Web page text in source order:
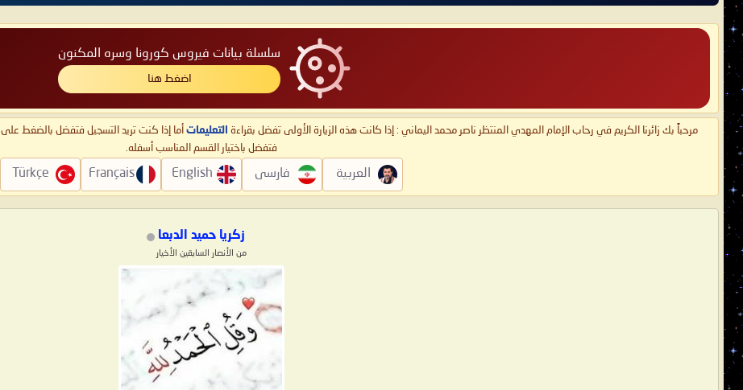
سلسلة بيانات فيروس كورونا وسره المكنون
اضغط هنا
مرحباً بك زائرنا الكريم في رحاب الإمام المهدي المنتظر ناصر محمد اليماني : إذا كانت هذه الزيارة الأولى تفضل بقراءة التعليمات أما إذا كنت تريد التسجيل فتفضل بالضغط على
فتفضل باختيار القسم المناسب أسفله.
العربية فارسی English
Français
Türkçe
زكريا حميد الدبعا
من الأنصار السابقين الأخيار